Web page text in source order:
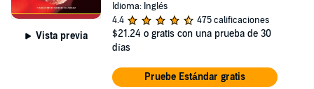
Vista previa
Idioma: Inglés
4.4
475 calificaciones
$21.24 o gratis con una prueba de 30
días
Pruebe Estándar gratis